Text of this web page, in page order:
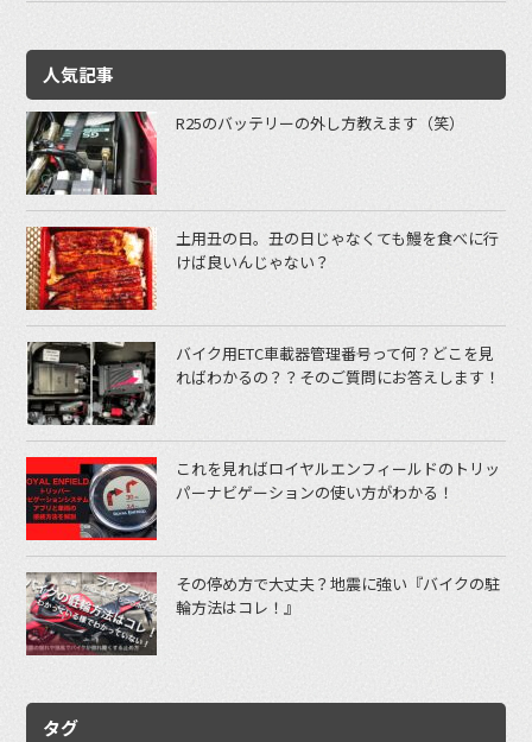
人気記事
R25のバッテリーの外し方教えます（笑）
土用丑の日。丑の日じゃなくても鰻を食べに行
けば良いんじゃない？
バイク用ETC車載器管理番号って何？どこを見
ればわかるの？？そのご質問にお答えします！
これを見ればロイヤルエンフィールドのトリッ
パーナビゲーションの使い方がわかる！
その停め方で大丈夫？地震に強い『バイクの駐
輪方法はコレ！』
タグ